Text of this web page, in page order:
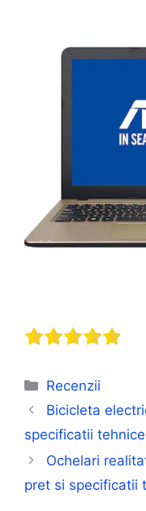
Categorii
Recenzii
Bicicleta
specificatii tehnice
Ochelari
pret si specificatii